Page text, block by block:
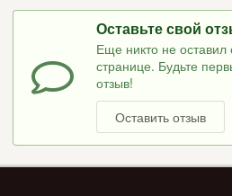
Оставьте свой
Еще никто не оставил
странице. Будьте
отзыв!
Оставить отзыв